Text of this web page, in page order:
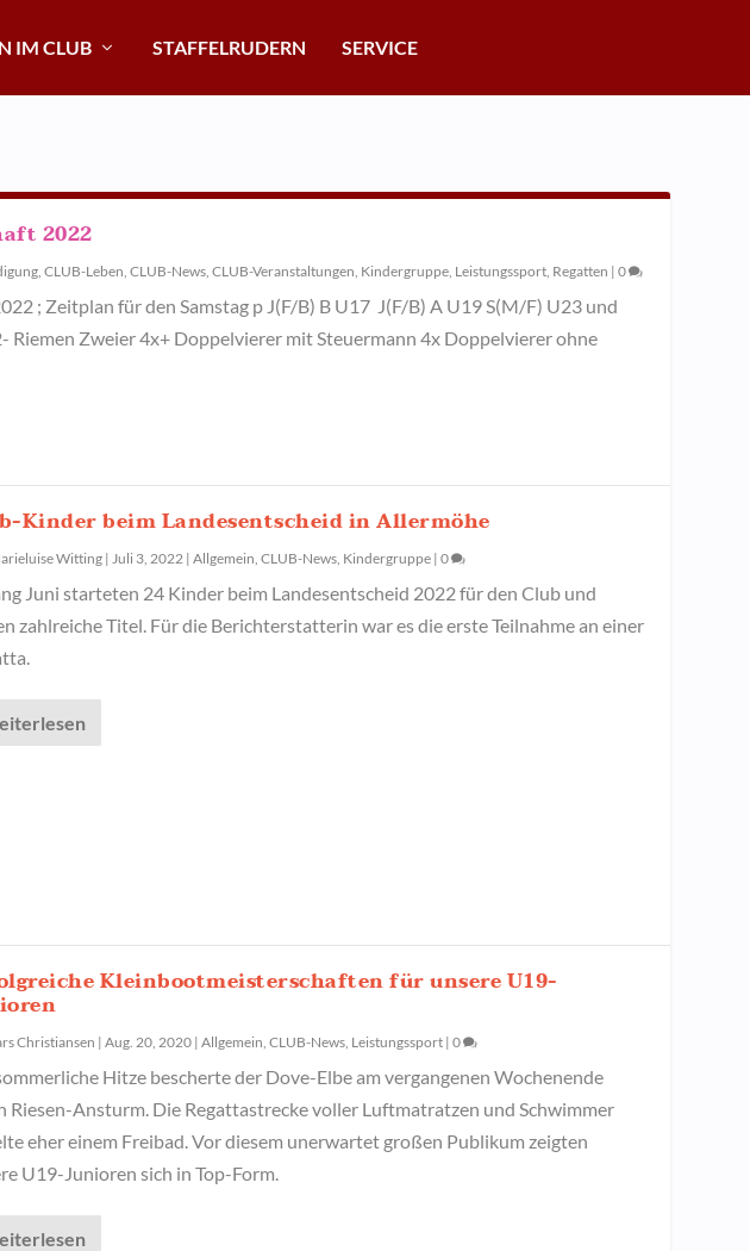
IM CLUB STAFFELRUDERN SERVICE
2022
,CLUB-Leben,CLUB-News,CLUB-Veranstaltungen, Kindergruppe, Leistungssport, Regatten |0
; Zeitplan für den Samstag p J(F/B) B U17 J(F/B) A U19 S(M/F) U23 und
Zweier 4x+ Doppelvierer mit Steuermann 4x Doppelvierer ohne
Kinder beim Landesentscheid in Allermöhe
Witting| Juli 3, 2022 | Allgemein, CLUB-News, Kindergruppe | 0
Juni starteten 24 Kinder beim Landesentscheid 2022 für den Club und
zahlreiche Titel. Für die Berichterstatterin war es die erste Teilnahme an einer
Kleinbootmeisterschaften für unsere U19-
Christiansen | Aug. 20, 2020 | Allgemein CLUB-News Leistungssport | 0
Hitze bescherte der Dove-Elbe am vergangenen Wochenende
Riesen-Ansturm. Die Regattastrecke voller Luftmatratzen und Schwimmer
eher einem Freibad. Vor diesem unerwartet großen Publikum zeigten
U19-Junioren sich in Top-Form.